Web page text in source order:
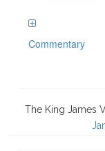
Commentary
The King James